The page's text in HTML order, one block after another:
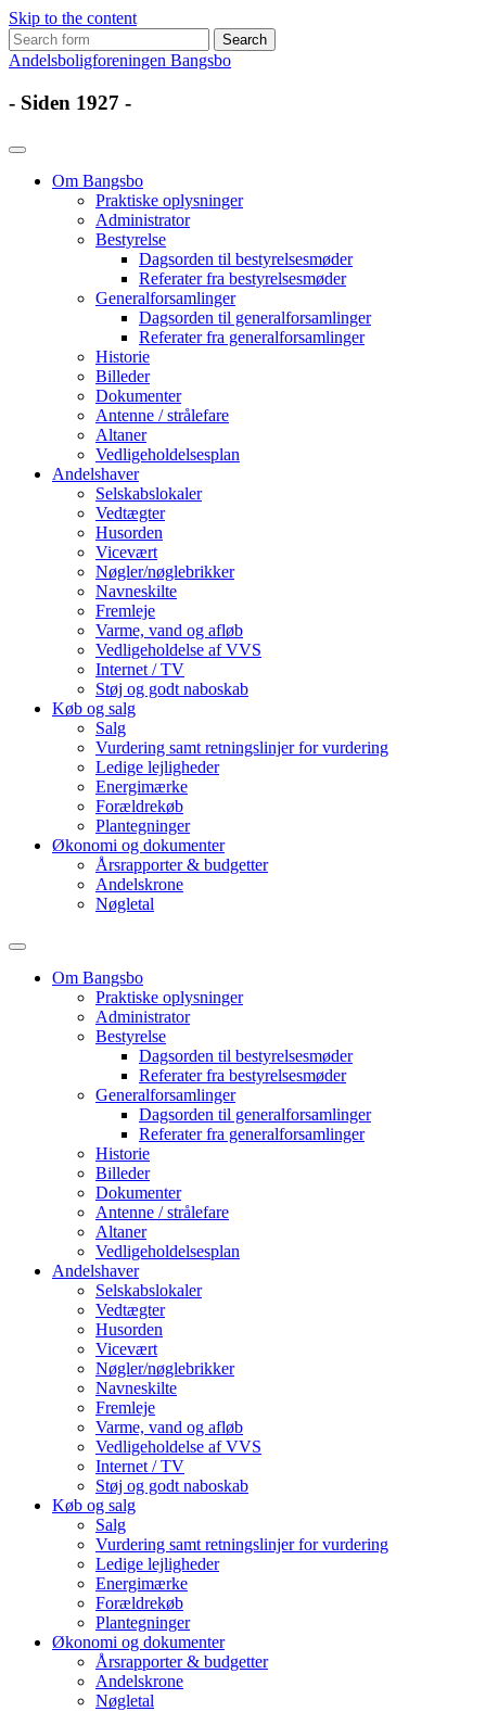
Skip to the content
Search
for:
Andelsboligforeningen Bangsbo
- Siden 1927 -
Om Bangsbo
Praktiske oplysninger
Administrator
Bestyrelse
Dagsorden til bestyrelsesmøder
Referater fra bestyrelsesmøder
Generalforsamlinger
Dagsorden til generalforsamlinger
Referater fra generalforsamlinger
Historie
Billeder
Dokumenter
Antenne / strålefare
Altaner
Vedligeholdelsesplan
Andelshaver
Selskabslokaler
Vedtægter
Husorden
Vicevært
Nøgler/nøglebrikker
Navneskilte
Fremleje
Varme, vand og afløb
Vedligeholdelse af VVS
Internet / TV
Støj og godt naboskab
Køb og salg
Salg
Vurdering samt retningslinjer for vurdering
Ledige lejligheder
Energimærke
Forældrekøb
Plantegninger
Økonomi og dokumenter
Årsrapporter & budgetter
Andelskrone
Nøgletal
Toggle
search
field
Om Bangsbo
Praktiske oplysninger
Administrator
Bestyrelse
Dagsorden til bestyrelsesmøder
Referater fra bestyrelsesmøder
Generalforsamlinger
Dagsorden til generalforsamlinger
Referater fra generalforsamlinger
Historie
Billeder
Dokumenter
Antenne / strålefare
Altaner
Vedligeholdelsesplan
Andelshaver
Selskabslokaler
Vedtægter
Husorden
Vicevært
Nøgler/nøglebrikker
Navneskilte
Fremleje
Varme, vand og afløb
Vedligeholdelse af VVS
Internet / TV
Støj og godt naboskab
Køb og salg
Salg
Vurdering samt retningslinjer for vurdering
Ledige lejligheder
Energimærke
Forældrekøb
Plantegninger
Økonomi og dokumenter
Årsrapporter & budgetter
Andelskrone
Nøgletal